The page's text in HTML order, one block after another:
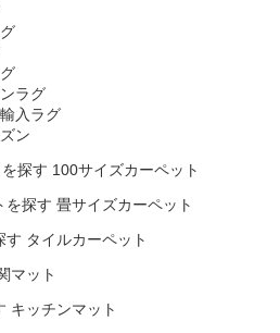
ラグ
入ラグ
ン
100サイズカーペット
畳サイズカーペット
タイルカーペット
マット
キッチンマット